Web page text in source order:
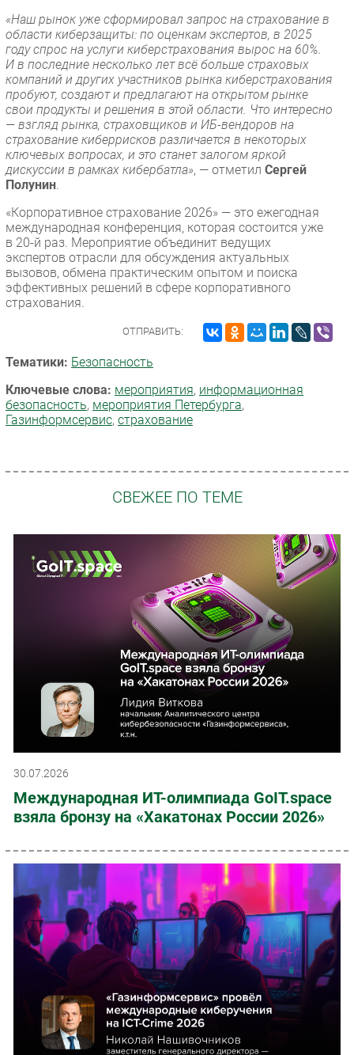
«Наш рынок уже сформировал запрос на страхование в
области киберзащиты: по оценкам экспертов, в 2025
году спрос на услуги киберстрахования вырос на 60%.
И в последние несколько лет всё больше страховых
компаний и других участников рынка киберстрахования
пробуют, создают и предлагают на открытом рынке
свои продукты и решения в этой области. Что интересно
— взгляд рынка, страховщиков и ИБ-вендоров на
страхование киберрисков различается в некоторых
ключевых вопросах, и это станет залогом яркой
дискуссии в рамках кибербатла», — отметил Сергей
Полунин
«Корпоративное страхование 2026» — это ежегодная
международная конференция, которая состоится уже
в 20-й раз. Мероприятие объединит ведущих
экспертов отрасли для обсуждения актуальных
вызовов, обмена практическим опытом и поиска
эффективных решений в сфере корпоративного
страхования.
ОТПРАВИТЬ:
Тематики: Безопасность
Ключевые слова: мероприятия, информационная
безопасность, мероприятия Петербурга,
Газинформсервис, страхование
СВЕЖЕЕ ПО ТЕМЕ
30.07.2026
Международная ИТ-олимпиада GoIT.space
взяла бронзу на «Хакатонах России 2026»